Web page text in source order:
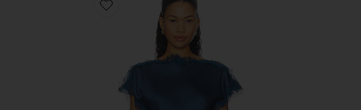
Favorite Luna Top